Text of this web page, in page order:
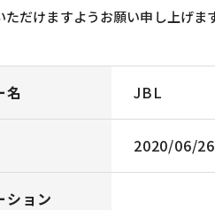
だけますようお願い申し上げます
名 JBL
2020/06/26
ション